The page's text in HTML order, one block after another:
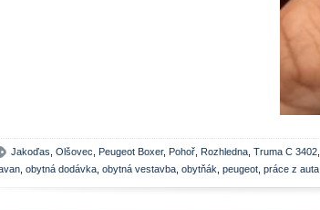
Jakoďas Olšovec Peugeot Boxer, Pohoř Rozhledna Truma C 3402
obytná dodávka obytná vestavba obytňák peugeot práce z auta